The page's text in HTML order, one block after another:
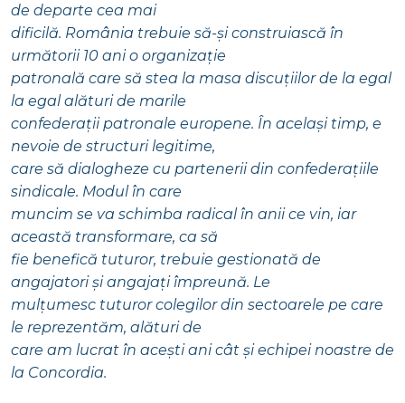
de departe cea mai
dificilă. România trebuie să-și construiască în
următorii 10 ani o organizație
patronală care să stea la masa discuțiilor de la egal
la egal alături de marile
confederații patronale europene. În același timp, e
nevoie de structuri legitime,
care să dialogheze cu partenerii din confederațiile
sindicale. Modul în care
muncim se va schimba radical în anii ce vin, iar
această transformare, ca să
fie benefică tuturor, trebuie gestionată de
angajatori și angajați împreună. Le
mulțumesc tuturor colegilor din sectoarele pe care
le reprezentăm, alături de
care am lucrat în acești ani cât și echipei noastre de
la Concordia.